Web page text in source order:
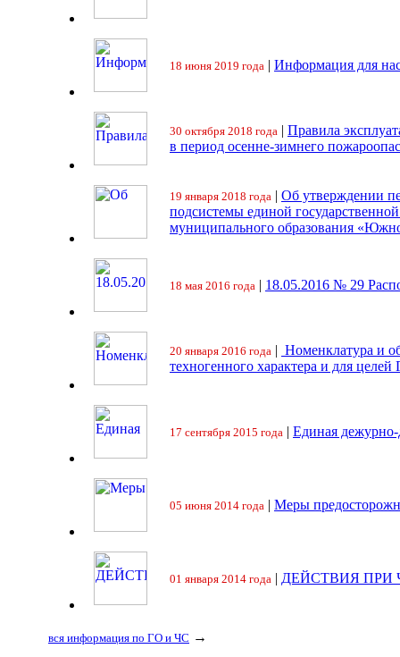
18 июня 2019 года | Информация для
30 октября 2018 года | Правила
в период осенне-зимнего
19 января 2018 года | Об утверждении
подсистемы единой
муниципального образования
18 мая 2016 года | 18.05.2016 № 29
20 января 2016 года | Номенклатура и
техногенного характера и для целей
17 сентября 2015 года | Единая
05 июня 2014 года | Меры
01 января 2014 года | ДЕЙСТВИЯ ПРИ
вся информация по ГО и ЧС →